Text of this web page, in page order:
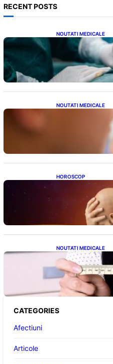
RECENT POSTS
NOUTATI MEDICALE
Intervenției
Asupra
NOUTATI MEDICALE
Revoluția
Experimental
în Studiu Uman
HOROSCOP
Mituri și
Sufletele
NOUTATI MEDICALE
Inovație
Obezității:
Bisturiu
CATEGORIES
Afectiuni
Articole